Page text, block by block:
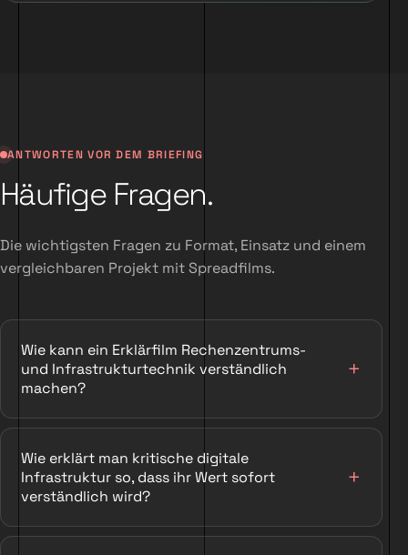
ANTWORTEN VOR DEM BRIEFING
Häufige Fragen.
Die wichtigsten Fragen zu Format, Einsatz und einem
vergleichbaren Projekt mit Spreadfilms.
Wie kann ein Erklärfilm Rechenzentrums-
und Infrastrukturtechnik verständlich
machen?
Wie erklärt man kritische digitale
Infrastruktur so, dass ihr Wert sofort
verständlich wird?